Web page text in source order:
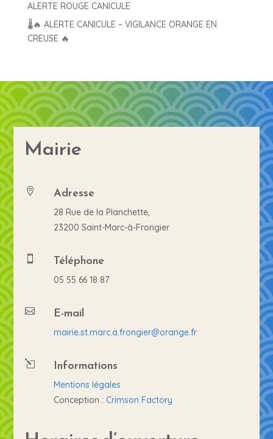
ALERTE ROUGE CANICULE
🌡️🔥 ALERTE CANICULE – VIGILANCE ORANGE EN
CREUSE 🔥
Mairie
 Adresse
28 Rue de la Planchette,
23200 Saint-Marc-à-Frongier
 Téléphone
05 55 66 18 87
 E-mail
mairie.st.marc.a.frongier@orange.fr
l Informations
Mentions légales
Conception : Crimson Factory